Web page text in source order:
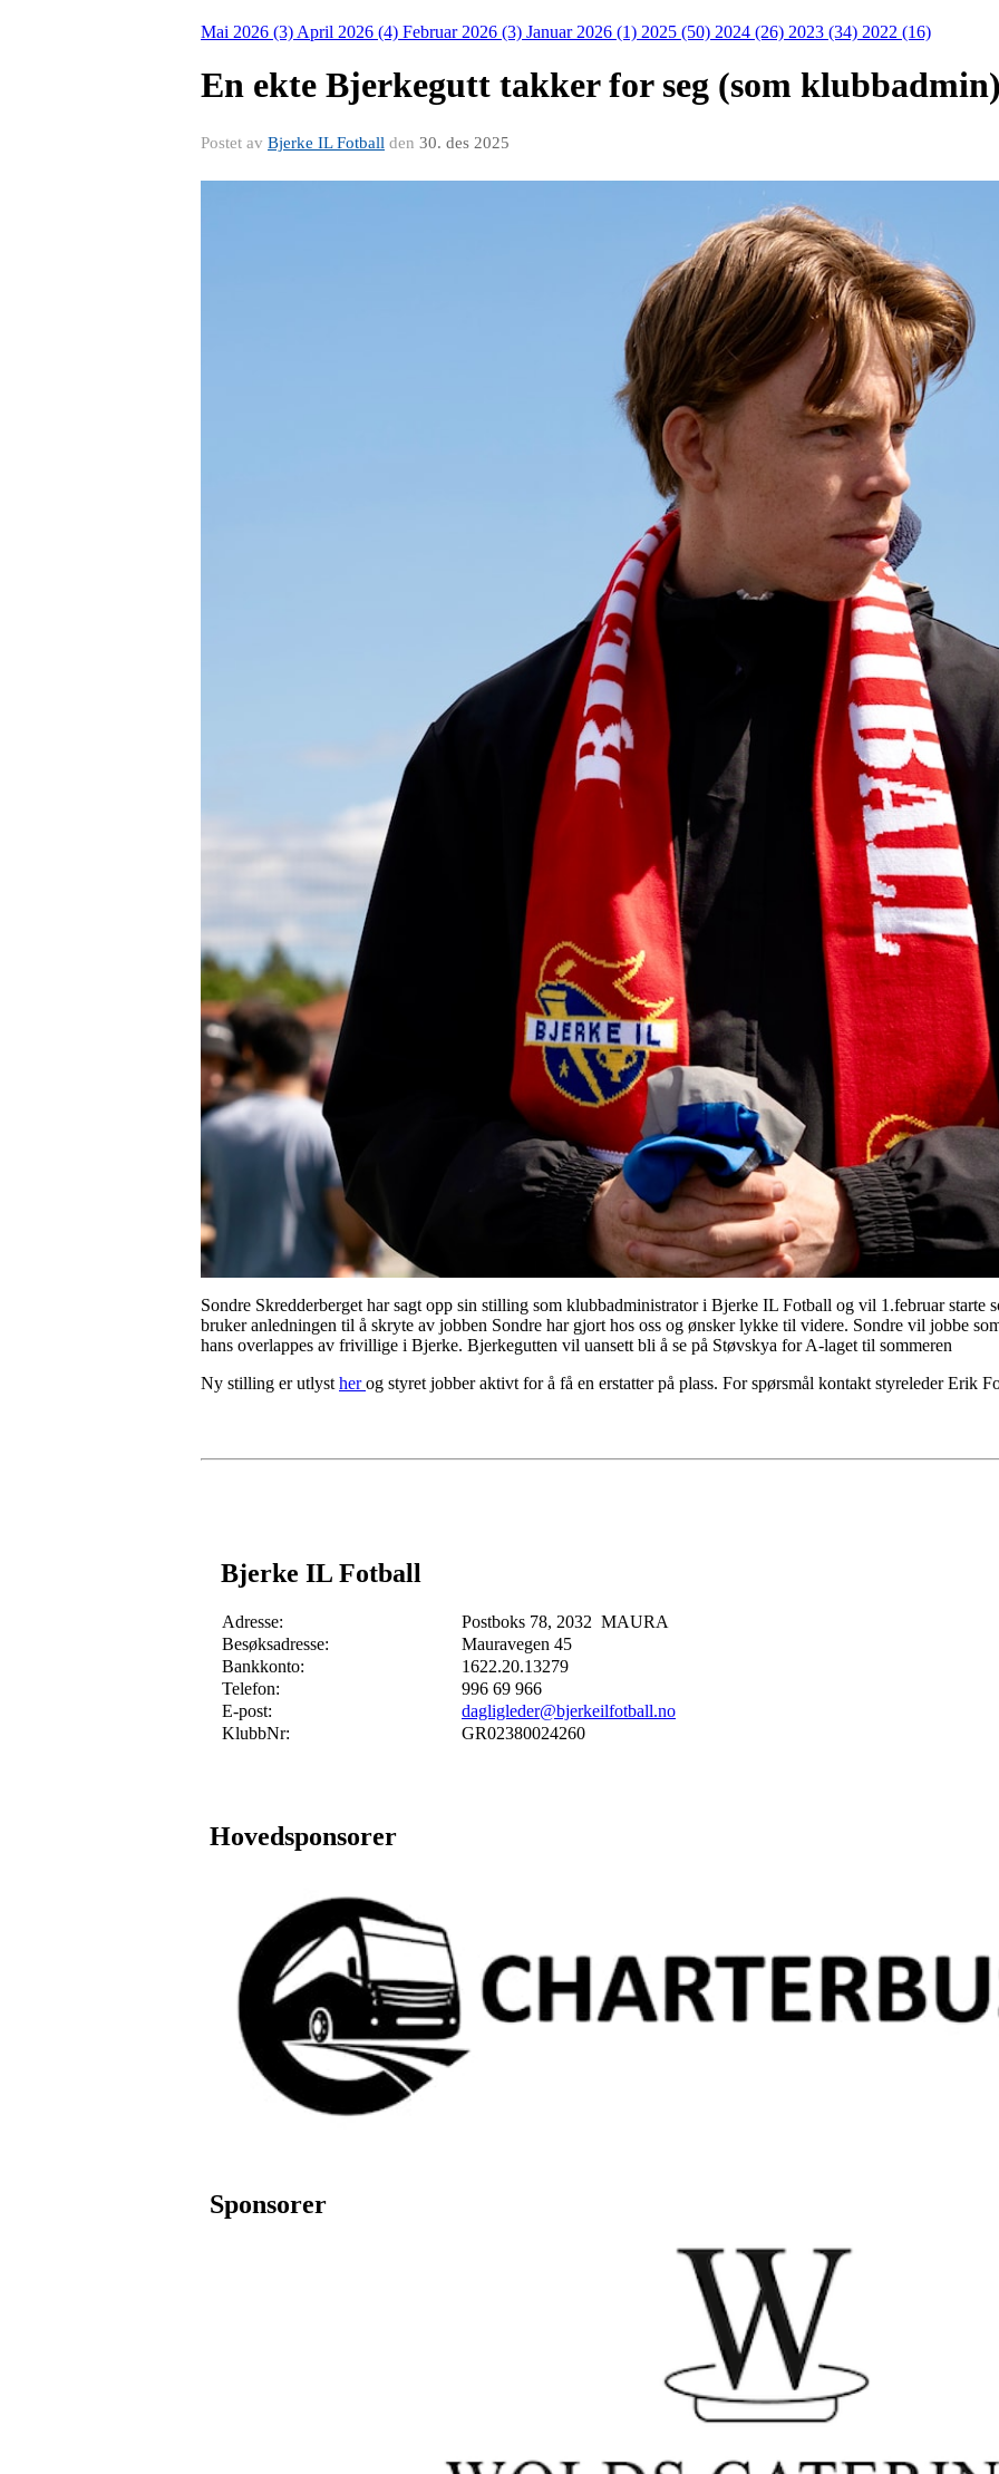
Mai 2026 (3) April 2026 (4) Februar 2026 (3) Januar 2026 (1) 2025 (50) 2024 (26) 2023 (34) 2022 (16)
En ekte Bjerkegutt takker for seg (som
Postet av Bjerke IL Fotball den 30. des 2025
Sondre Skredderberget har sagt opp sin stilling som klubbadministrator i Bjerke IL Fotball og vil 1.februar starte
bruker anledningen til å skryte av jobben Sondre har gjort hos oss og ønsker lykke til videre. Sondre vil jobbe
hans overlappes av frivillige i Bjerke. Bjerkegutten vil uansett bli å se på Støvskya for A-laget til sommeren
Ny stilling er utlyst herog styret jobber aktivt for å få en erstatter på plass. For spørsmål kontakt styreleder Erik
Bjerke IL Fotball
Adresse:
Postboks 78, 2032 MAURA
Besøksadresse:
Mauravegen 45
Bankkonto:
1622.20.13279
Telefon:
996 69 966
E-post:
dagligleder@bjerkeilfotball.no
KlubbNr:
GR02380024260
Hovedsponsorer
Sponsorer